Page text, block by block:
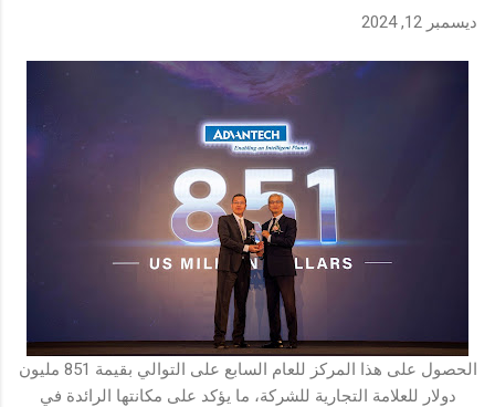
ديسمبر 12, 2024
الحصول على هذا المركز للعام السابع على التوالي بقيمة 851 مليون
دولار للعلامة التجارية للشركة، ما يؤكد على مكانتها الرائدة في